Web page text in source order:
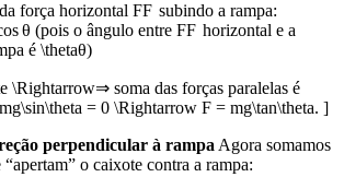
força horizontal FF subindo a rampa:
θ (pois o ângulo entre FF horizontal e a
é \thetaθ)
\Rightarrow⇒ soma das forças paralelas é
= 0 \Rightarrow F = mg\tan\theta. ]
perpendicular à rampa Agora somamos
o caixote contra a rampa: